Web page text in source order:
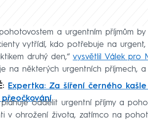
a urgentním příjmům
vytřídí, kdo potřebuje na
druhý den,“ vysvětlil Válek pro
na některých urgentních příjmech,
Expertka: Za šíření černého
oddělit urgentní příjmy a
v ohrožení života, zatímco na